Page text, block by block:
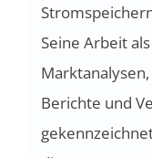
Seine Arbeit
Berichte und